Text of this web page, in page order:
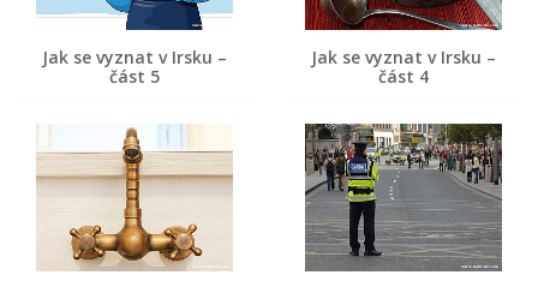
Jak se vyznat v Irsku –
část 5
Jak se vyznat v Irsku –
část 4